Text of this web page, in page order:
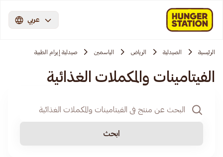
عربي
الرئيسية الصيدلية الرياض الياسمين صيدلية إيرام الطبية
الفيتامينات والمكملات الغذائية
ابحث